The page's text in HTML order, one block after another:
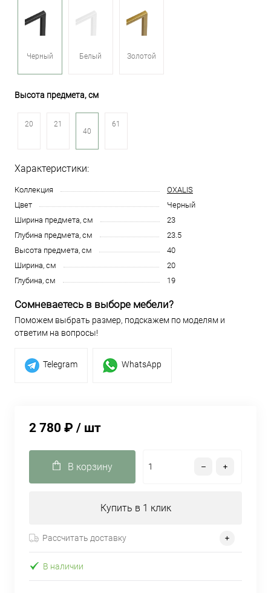
Черный Белый Золотой
Высота предмета, см
20
21
40
61
Характеристики:
Коллекция
OXALIS
Цвет
Черный
Ширина предмета, см
23
Глубина предмета, см
23.5
Высота предмета, см
40
Ширина, см
20
Глубина, см
19
Сомневаетесь в выборе мебели?
Поможем выбрать размер, подскажем по моделям и
ответим на вопросы!
Telegram WhatsApp
2 780 ₽ / шт
В корзину
Купить в 1 клик
Рассчитать доставку
В наличии